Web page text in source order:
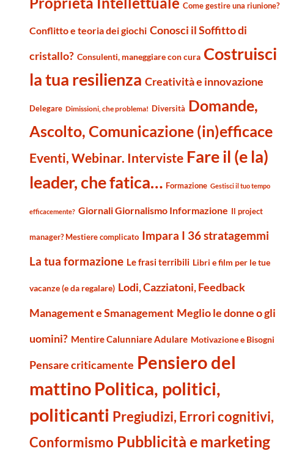
Come gestire una riunione?
Conflitto e teoria dei giochi Conosci il Soffitto di
cristallo? Consulenti, maneggiare con cura Costruisci
la tua resilienza Creatività e innovazione
Delegare Dimissioni, che problema! Diversità Domande,
Ascolto, Comunicazione (in)efficace
Eventi, Webinar. Interviste Fare il (e la)
leader, che fatica… Formazione Gestisci il tuo tempo
efficacemente? Giornali Giornalismo Informazione Il project
manager? Mestiere complicato Impara I 36 stratagemmi
La tua formazione Le frasi terribili Libri e film per le tue
vacanze (e da regalare) Lodi, Cazziatoni, Feedback
Management e Smanagement Meglio le donne o gli
uomini? Mentire Calunniare Adulare Motivazione e Bisogni
Pensare criticamente Pensiero del
mattino Politica, politici,
politicanti Pregiudizi, Errori cognitivi,
Conformismo Pubblicità e marketing